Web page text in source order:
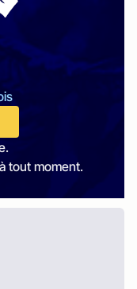
tout moment.